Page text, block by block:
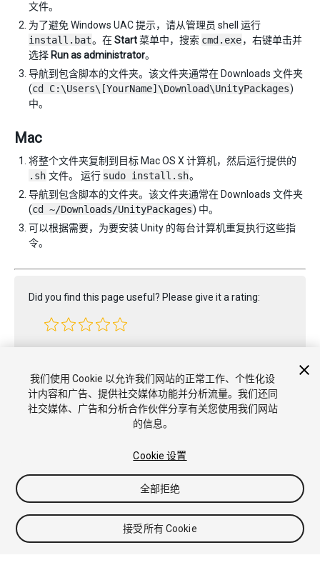
文件。
为了避免 Windows UAC 提示，请从管理员 shell 运行
install.bat。在Start菜单中，搜索 cmd.exe，右键单击并
选择 Run as administrator。
导航到包含脚本的文件夹。该文件夹通常在 Downloads 文件夹
(cd C:\Users\[YourName]\Download\UnityPackages)
中。
Mac
将整个文件夹复制到目标 Mac OS X 计算机，然后运行提供的
.sh 文件。 运行 sudo install.sh。
导航到包含脚本的文件夹。该文件夹通常在 Downloads 文件夹
(cd ~/Downloads/UnityPackages) 中。
可以根据需要，为要安装 Unity 的每台计算机重复执行这些指
令。
Did you find this page useful? Please give it a rating:
Copyright © 2022 Unity Technologies. Publication 2022.3
律条款
Cookie
不要出售或分享我的个人信息
Cookie 偏好
我们使用 Cookie 以允许我们网站的正常工作、个性化设
计内容和广告、提供社交媒体功能并分析流量。我们还同
社交媒体、广告和分析合作伙伴分享有关您使用我们网站
的信息。
Cookie 设置
全部拒绝
接受所有 Cookie